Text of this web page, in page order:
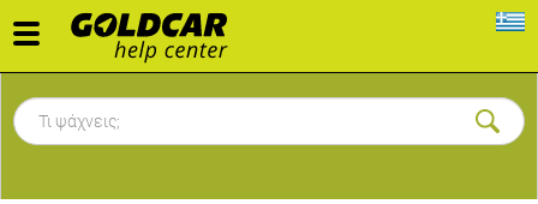
Toggle
navigation